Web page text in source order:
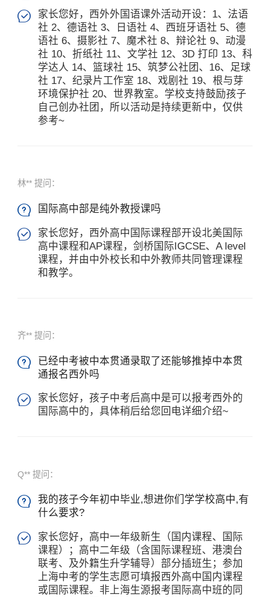

家长您好，西外外国语课外活动开设：1、法语
社 2、德语社 3、日语社 4、西班牙语社 5、德
语社 6、摄影社 7、魔术社 8、辩论社 9、动漫
社 10、折纸社 11、文学社 12、3D 打印 13、科
学达人 14、篮球社 15、筑梦公社团、16、足球
社 17、纪录片工作室 18、戏剧社 19、根与芽
环境保护社 20、世界教室。学校支持鼓励孩子
自己创办社团，所以活动是持续更新中，仅供
参考~
林** 提问：
 国际高中部是纯外教授课吗

家长您好，西外高中国际课程部开设北美国际
高中课程和AP课程，剑桥国际IGCSE、A level
课程，并由中外校长和中外教师共同管理课程
和教学。
齐** 提问：

已经中考被中本贯通录取了还能够推掉中本贯
通报名西外吗

家长您好，孩子中考后高中是可以报考西外的
国际高中的，具体稍后给您回电详细介绍~
Q** 提问：

我的孩子今年初中毕业,想进你们学学校高中,有
什么要求?

家长您好，高中一年级新生（国内课程、国际
课程）；高中二年级（含国际课程班、港澳台
联考、及外籍生升学辅导）部分插班生；参加
上海中考的学生志愿可填报西外高中国内课程
或国际课程。非上海生源报考国际高中班的同